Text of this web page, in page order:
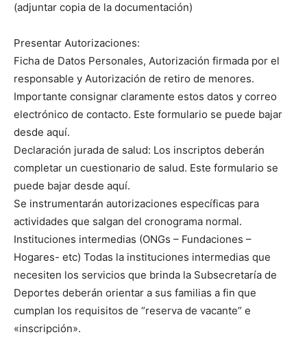
(adjuntar copia de la documentación)
Presentar Autorizaciones:
Ficha de Datos Personales, Autorización firmada por el
responsable y Autorización de retiro de menores.
Importante consignar claramente estos datos y correo
electrónico de contacto. Este formulario se puede bajar
desde aquí.
Declaración jurada de salud: Los inscriptos deberán
completar un cuestionario de salud. Este formulario se
puede bajar desde aquí.
Se instrumentarán autorizaciones específicas para
actividades que salgan del cronograma normal.
Instituciones intermedias (ONGs – Fundaciones –
Hogares- etc) Todas la instituciones intermedias que
necesiten los servicios que brinda la Subsecretaría de
Deportes deberán orientar a sus familias a fin que
cumplan los requisitos de “reserva de vacante” e
«inscripción».